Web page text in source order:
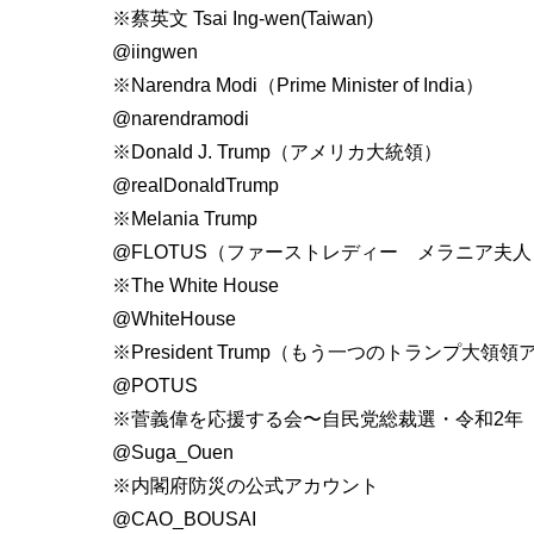
※蔡英文 Tsai Ing-wen(Taiwan)
@iingwen
※Narendra Modi（Prime Minister of India）
@narendramodi
※Donald J. Trump（アメリカ大統領）
@realDonaldTrump
※Melania Trump
@FLOTUS（ファーストレディー メラニア夫人
※The White House
@WhiteHouse
※President Trump（もう一つのトランプ大領領
@POTUS
※菅義偉を応援する会〜自民党総裁選・令和2年
@Suga_Ouen
※内閣府防災の公式アカウント
@CAO_BOUSAI